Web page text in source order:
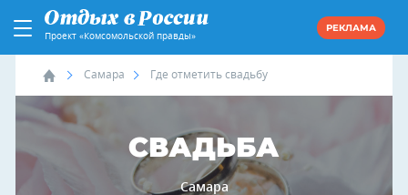
Проект «Комсомольской правды»
РЕКЛАМА
Самара Где отметить свадьбу
СВАДЬБА
Самара